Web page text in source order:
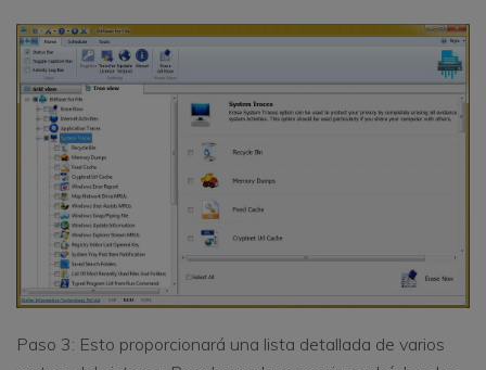
Paso 3: Esto proporcionará una lista detallada de varios